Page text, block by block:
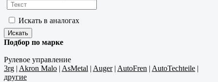
Искать в аналогах
Подбор по марке
Рулевое управление
3rg | Akron Malo | AsMetal | Auger| AutoFren | AutoTechteile |
другие